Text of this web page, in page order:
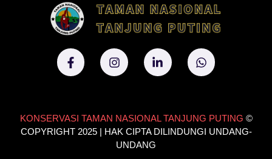
KONSERVASI TAMAN NASIONAL TANJUNG PUTING ©
COPYRIGHT 2025 | HAK CIPTA DILINDUNGI UNDANG-
UNDANG